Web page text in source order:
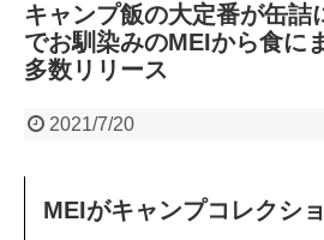
キャンプ飯の大定番が缶詰
でお馴染みのMEIから食に
多数リリース
2021/7/20
MEIがキャンプコレクシ